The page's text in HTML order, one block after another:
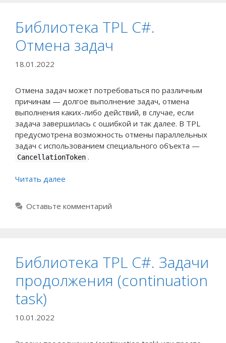
Библиотека TPL C#.
Отмена задач
18.01.2022
Отмена задач может потребоваться по различным
причинам — долгое выполнение задач, отмена
выполнения каких-либо действий, в случае, если
задача завершилась с ошибкой и так далее. В TPL
предусмотрена возможность отмены параллельных
задач с использованием специального объекта —
CancellationToken .
Читать далее
Оставьте комментарий
Библиотека TPL C#. Задачи
продолжения (continuation
task)
10.01.2022